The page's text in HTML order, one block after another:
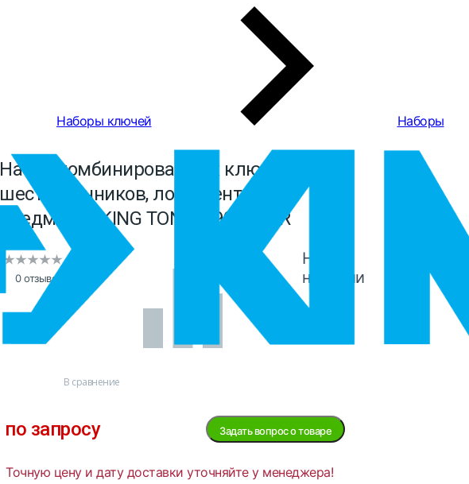
Наборы ключей
Наборы
Набор комбинированных ключей и
шестигранников, ложемент, 20
предметов KING TONY 9-90120MR
0 отзывов
В сравнение
Нет в
наличии
по запросу Задать вопрос о товаре
Точную цену и дату доставки уточняйте у менеджера!